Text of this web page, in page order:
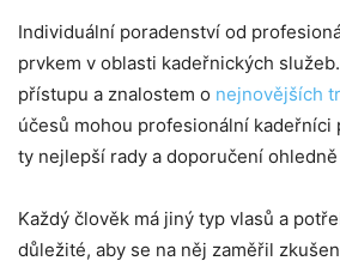
Individuální poradenství od
prvkem v oblasti kadeřnických
přístupu a znalostem o nejnovějších
účesů mohou profesionální kadeřníci
ty nejlepší rady a doporučení
Každý člověk má jiný typ vlasů a
důležité, aby se na něj zaměřil